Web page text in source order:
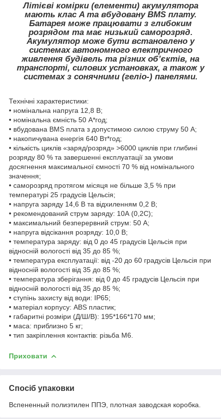
Літієві комірки (елементи) акумулятора
мають клас A та вбудовану BMS плату.
Батарея може працювати з глибоким
розрядом та має низький саморозряд.
Акумулятор може бути встановлено у
системах автономного електричного
живлення будівель та різних об’єктів, на
транспорті, силових установках, а також у
системах з сонячними (геліо-) панелями.
Технічні характеристики:
• номінальна напруга 12,8 В;
• номінальна ємність 50 А*год;
• вбудована BMS плата з допустимою силою струму 50 A;
• накопичувана енергія 640 Вт*год;
• кількість циклів «заряд/розряд» >6000 циклів при глибині
розряду 80 % та завершенні експлуатації за умови
досягнення максимальної ємності 70 % від номінального
значення;
• саморозряд протягом місяця не більше 3,5 % при
температурі 25 градусів Цельсія;
• напруга заряду 14,6 В та відхиленням 0,2 В;
• рекомендований струм заряду: 10А (0,2C);
• максимальний безперервний струм: 50 A;
• напруга відсікання розряду: 10,0 В;
• температура заряду: від 0 до 45 градусів Цельсія при
відносній вологості від 35 до 85 %;
• температура експлуатації: від -20 до 60 градусів Цельсія при
відносній вологості від 35 до 85 %;
• температура зберігання: від 0 до 45 градусів Цельсія при
відносній вологості від 35 до 85 %;
• ступінь захисту від води: IP65;
• матеріал корпусу: ABS пластик;
• габаритні розміри (Д/Ш/В): 195*166*170 мм;
• маса: приблизно 5 кг;
• тип закріплення контактів: різьба M6.
Приховати
Спосіб упаковки
Вспененный полиэтилен ППЭ, плотная заводская коробка.